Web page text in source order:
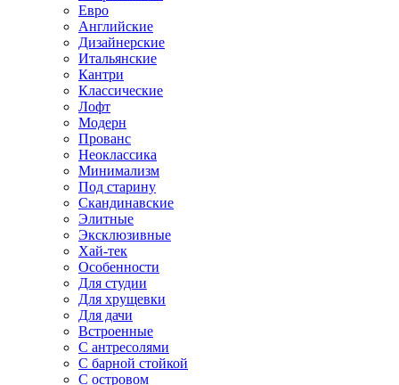
Евро
Английские
Дизайнерские
Итальянские
Кантри
Классические
Лофт
Модерн
Прованс
Неоклассика
Минимализм
Под старину
Скандинавские
Элитные
Эксклюзивные
Хай-тек
Особенности
Для студии
Для хрущевки
Для дачи
Встроенные
С антресолями
С барной стойкой
С островом